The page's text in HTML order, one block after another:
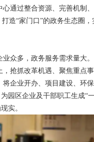
通过整合资源、完善机制
造“家门口”的政务生态圈
众多，政务服务需求量大
抢抓改革机遇、聚焦重点
企业开办、项目建设、环
园区企业及干部职工生成“
实。